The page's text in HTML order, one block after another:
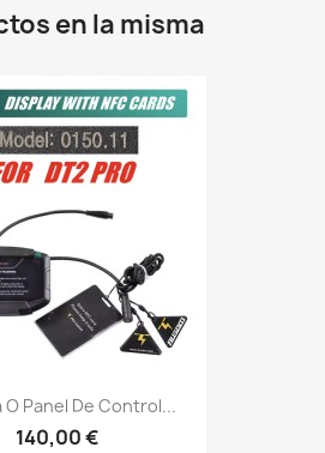
en la misma
O Panel De Control...
140,00 €